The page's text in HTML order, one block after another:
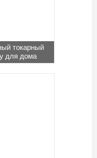
токарный
для дома